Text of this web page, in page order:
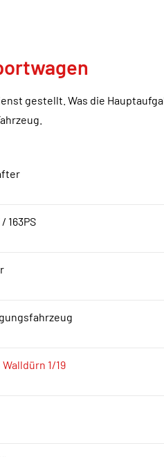
gestellt. Was die
163PS
1/19